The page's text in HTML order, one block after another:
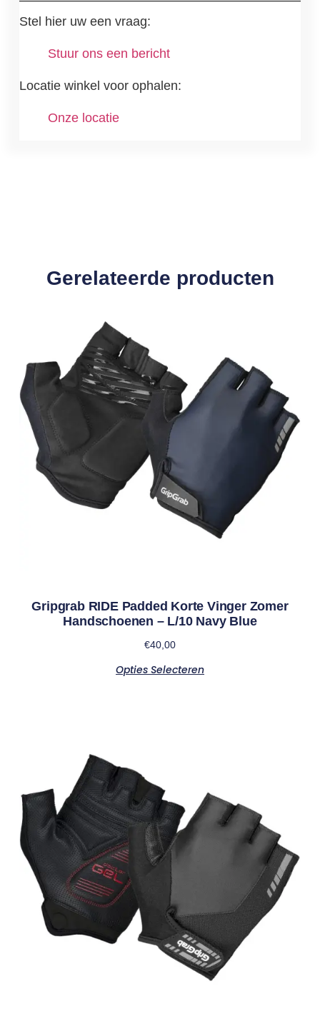
Stel hier uw een vraag:
Stuur ons een bericht
Locatie winkel voor ophalen:
Onze locatie
Gerelateerde producten
Gripgrab RIDE Padded Korte Vinger Zomer
Handschoenen – L/10 Navy Blue
€40,00
Opties Selecteren